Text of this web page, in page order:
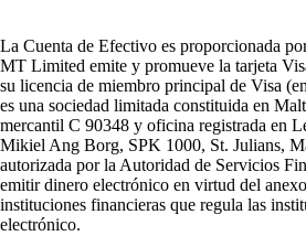
La Cuenta de Efectivo es proporcionada
MT Limited emite y promueve la tarjeta
su licencia de miembro principal de Visa
es una sociedad limitada constituida en
mercantil C 90348 y oficina registrada en
Mikiel Ang Borg, SPK 1000, St. Julians,
autorizada por la Autoridad de Servicios
emitir dinero electrónico en virtud del
instituciones financieras que regula las
electrónico.